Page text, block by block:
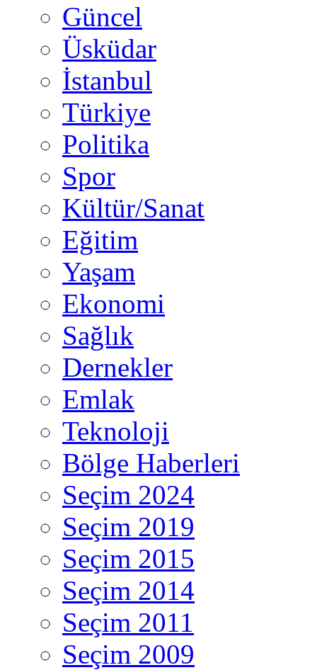
Güncel
Üsküdar
İstanbul
Türkiye
Politika
Spor
Kültür/Sanat
Eğitim
Yaşam
Ekonomi
Sağlık
Dernekler
Emlak
Teknoloji
Bölge Haberleri
Seçim 2024
Seçim 2019
Seçim 2015
Seçim 2014
Seçim 2011
Seçim 2009